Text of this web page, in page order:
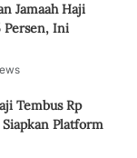
Jamaah Haji
Persen, Ini
Tembus Rp
Platform